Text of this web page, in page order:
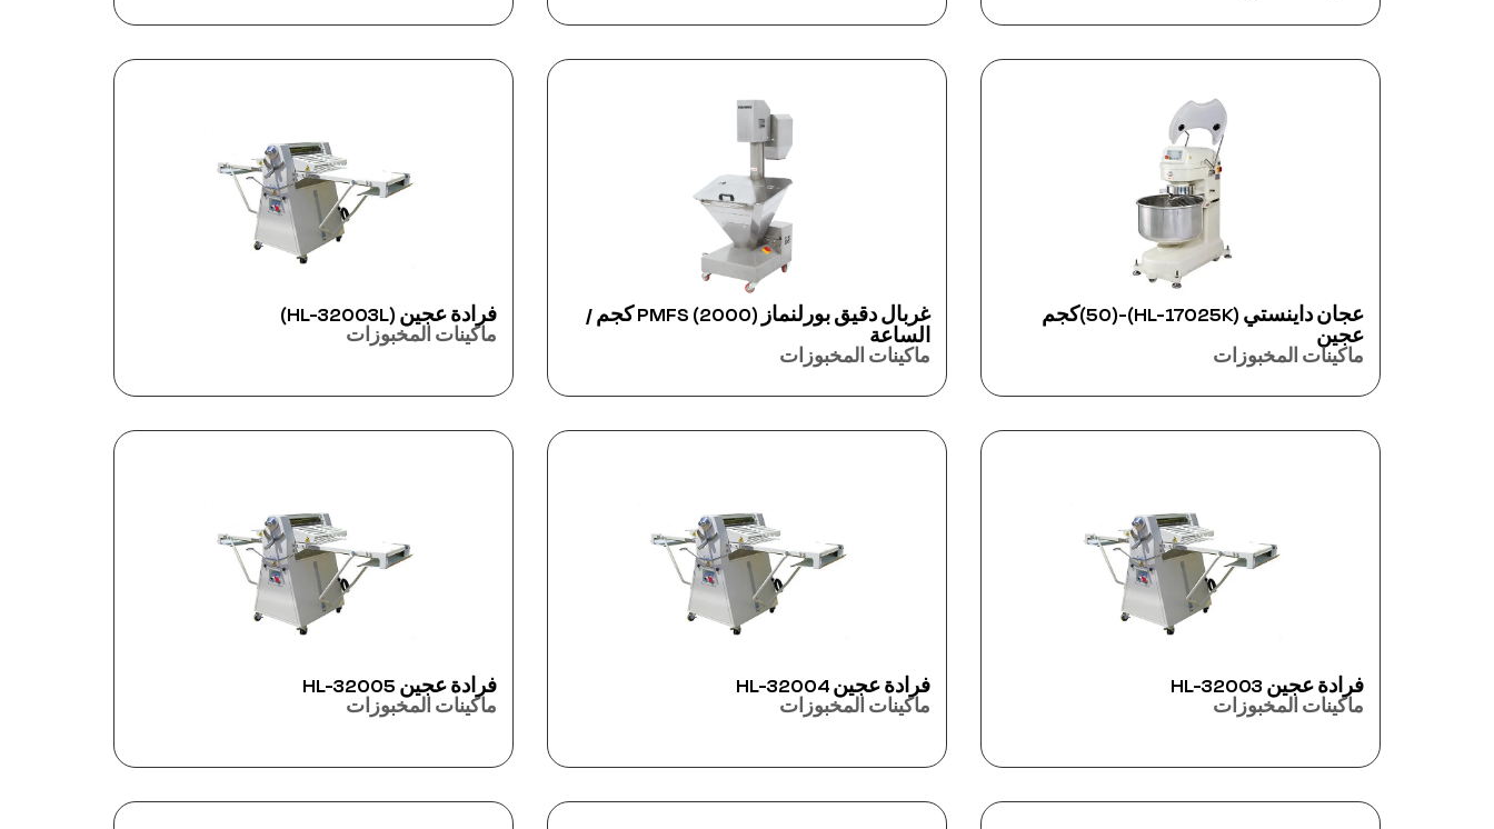
عجان داينستي (HL-17025K)-(50)كجم
عجين
ماكينات المخبوزات
غربال دقيق بورلنماز PMFS (2000) كجم /
الساعة
ماكينات المخبوزات
فرادة عجين (HL-32003L)
ماكينات المخبوزات
فرادة عجين HL-32003
ماكينات المخبوزات
فرادة عجين HL-32004
ماكينات المخبوزات
فرادة عجين HL-32005
ماكينات المخبوزات